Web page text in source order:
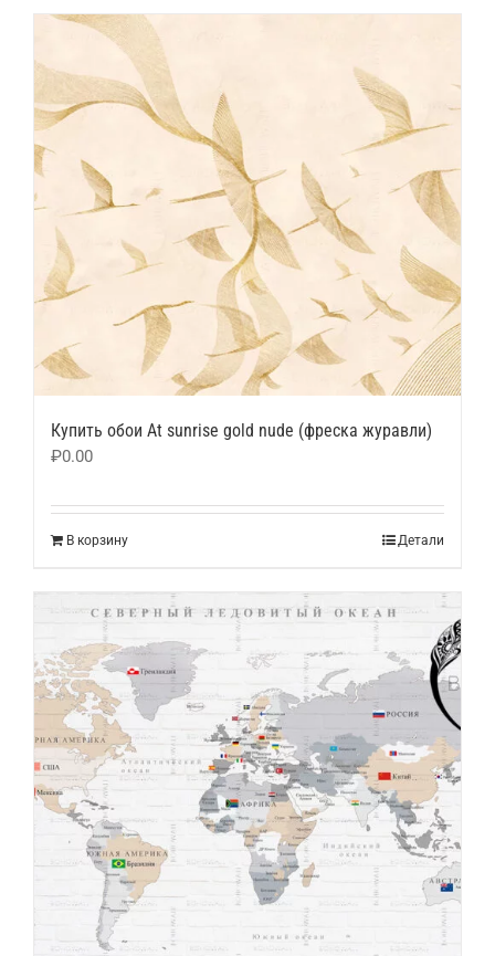
Купить обои At sunrise gold nude (фреска журавли)
₽0.00
В корзину Детали